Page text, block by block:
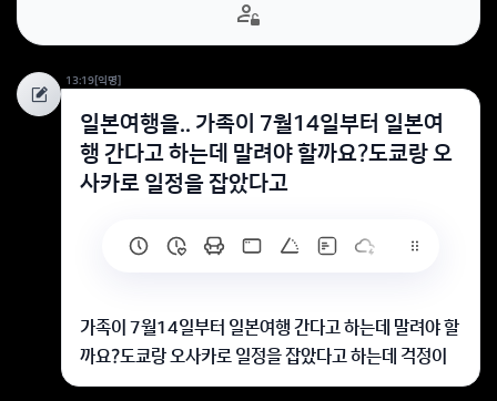
13:19[익명]
일본여행을.. 가족이 7월14일부터 일본여
행 간다고 하는데 말려야 할까요?도쿄랑 오
사카로 일정을 잡았다고
가족이 7월14일부터 일본여행 간다고 하는데 말려야 할
까요?도쿄랑 오사카로 일정을 잡았다고 하는데 걱정이
되네요